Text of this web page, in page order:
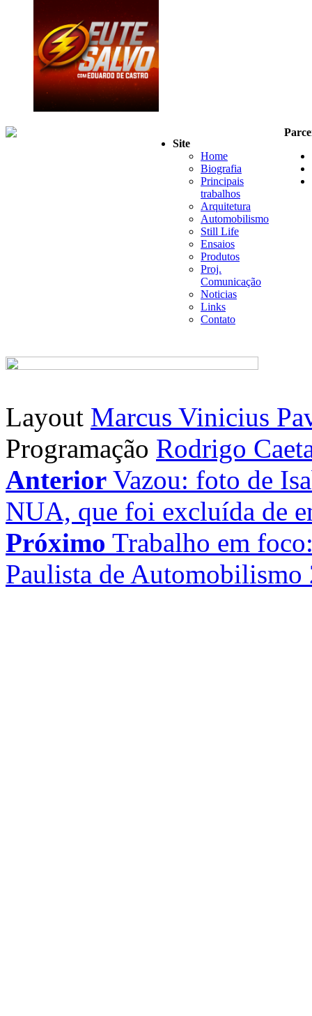
Site
Home
Biografia
Principais
trabalhos
Arquitetura
Automobilismo
Still Life
Ensaios
Produtos
Proj.
Comunicação
Noticias
Links
Contato
Layout Marcus Vinicius
Programação Rodrigo
Anterior Vazou: foto de
NUA, que foi excluída de
Próximo Trabalho em
Paulista de Automobilismo